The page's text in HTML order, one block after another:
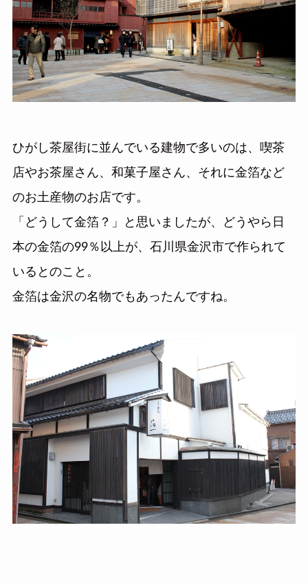
ひがし茶屋街に並んでいる建物で多いのは、喫茶
店やお茶屋さん、和菓子屋さん、それに金箔など
のお土産物のお店です。
「どうして金箔？」と思いましたが、どうやら日
本の金箔の99％以上が、石川県金沢市で作られて
いるとのこと。
金箔は金沢の名物でもあったんですね。